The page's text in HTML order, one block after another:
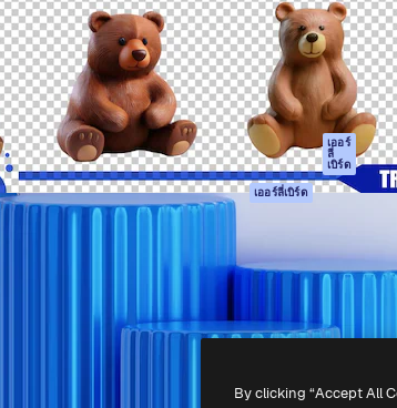
รูปภาพด้วย AI
เครื่องมือสร้างวิดีโอ
ด้วย AI
เครื่องกำเนิดเสียง AI
สต็อกเนื้อหา
MCP สำหรับ
Claude/ChatGPT
เออร์
ลี่
เบิร์ด
Agents เออร์ลี่เบิร์ด
แอปมือถือ
เครื่องมือ Magnific
เงื่
นโ
ส่ว
ต้
นโ
ศูน
พั
ธุร
By clicking “Accept All